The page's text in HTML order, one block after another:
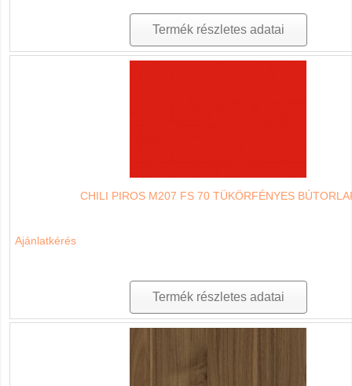
Termék részletes adatai
CHILI PIROS M207 FS 70 TÜKÖRFÉNYES
Ajánlatkérés
Termék részletes adatai